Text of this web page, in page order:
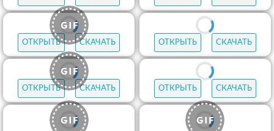
ОТКРЫТЬ
СКАЧАТЬ